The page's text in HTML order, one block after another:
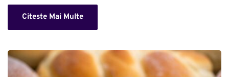
Citeste Mai Multe